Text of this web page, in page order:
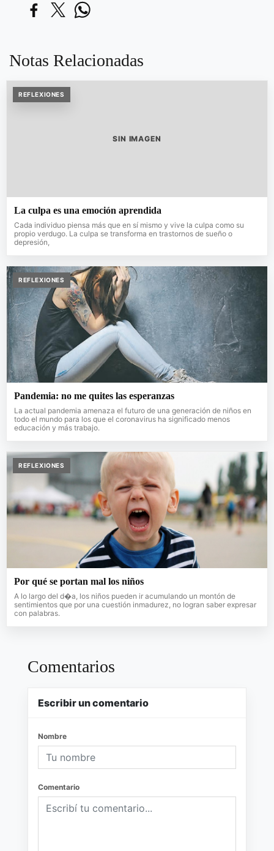
Notas Relacionadas
REFLEXIONES
SIN IMAGEN
La culpa es una emoción aprendida
Cada individuo piensa más que en sí mismo y vive la culpa como su
propio verdugo. La culpa se transforma en trastornos de sueño o
depresión,
REFLEXIONES
Pandemia: no me quites las esperanzas
La actual pandemia amenaza el futuro de una generación de niños en
todo el mundo para los que el coronavirus ha significado menos
educación y más trabajo.
REFLEXIONES
Por qué se portan mal los niños
A lo largo del d�a, los niños pueden ir acumulando un montón de
sentimientos que por una cuestión inmadurez, no logran saber expresar
con palabras.
Comentarios
Escribir un comentario
Nombre
Comentario